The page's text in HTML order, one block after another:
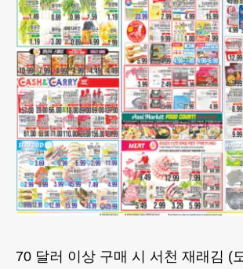
70 달러 이상 구매 시 서천 재래김 (